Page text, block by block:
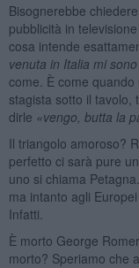
Bisognerebbe
pubblicità in
cosa intende
venuta in Italia mi
come. È come
stagista sotto il tavolo,
dirle «vengo, butta la
Il triangolo amoroso?
perfetto ci sarà pure
uno si chiama
ma intanto agli
Infatti.
È morto George
morto? Speriamo che